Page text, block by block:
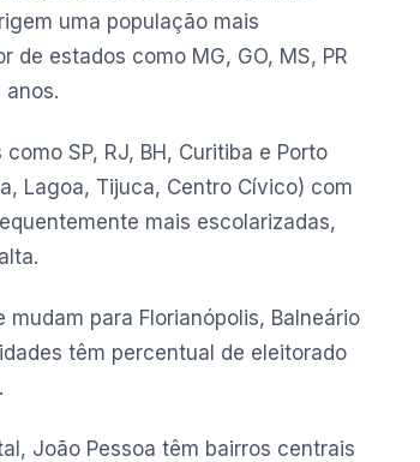
uma população mais
estados como MG, GO, MS, PR
como SP, RJ, BH, Curitiba e Porto
Lagoa, Tijuca, Centro Cívico) com
mais escolarizadas,
mudam para Florianópolis, Balneário
têm percentual de eleitorado
João Pessoa têm bairros centrais